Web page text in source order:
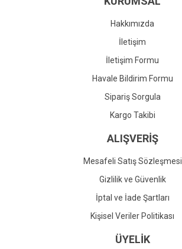
Gönder
Hakkımızda
İletişim
İletişim Formu
Havale Bildirim Formu
Sipariş Sorgula
Kargo Takibi
ALIŞVERİŞ
Mesafeli Satış Sözleşmesi
Gizlilik ve Güvenlik
İptal ve İade Şartları
Kişisel Veriler Politikası
ÜYELİK